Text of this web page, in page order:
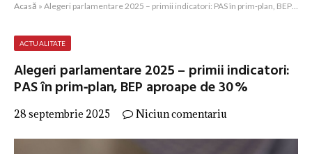
Acasă » Alegeri parlamentare 2025 – primii indicatori: PAS în prim‑plan, BEP aproape de 30 %
ACTUALITATE
Alegeri parlamentare 2025 – primii indicatori:
PAS în prim‑plan, BEP aproape de 30 %
28 septembrie 2025 Niciun comentariu